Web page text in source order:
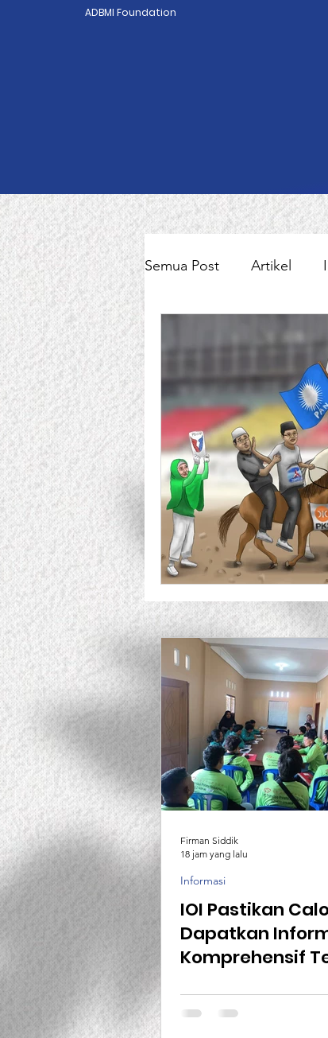
ADBMI Foundation
Semua Post Artikel
Pekerja Migran Indonesia
Responsible Business
Lesson Learned
Uncategorized
IOI Pastikan
Dapatkan
Komprehensif
Berangkat
Informasi
Firman Siddik
18 jam yang lalu